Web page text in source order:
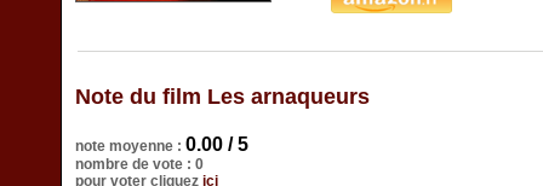
Note du film Les arnaqueurs
note moyenne : 0.00 / 5
nombre de vote : 0
pour voter cliquez ici